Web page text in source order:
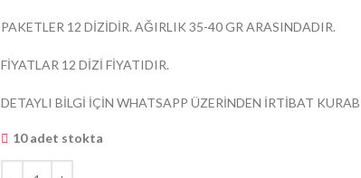
PAKETLER 12 DİZİDİR. AĞIRLIK 35-40 GR ARASINDADIR.
FİYATLAR 12 DİZİ FİYATIDIR.
DETAYLI BİLGİ İÇİN WHATSAPP ÜZERİNDEN İRTİBAT
10 adet stokta